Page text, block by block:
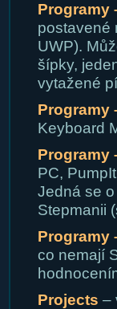
Programy
postavené
UWP).
šípky,
vytažené
Programy
Keyboard
Programy
PC,
Jedná se
Stepmanii
Programy
co nemají
Projects –